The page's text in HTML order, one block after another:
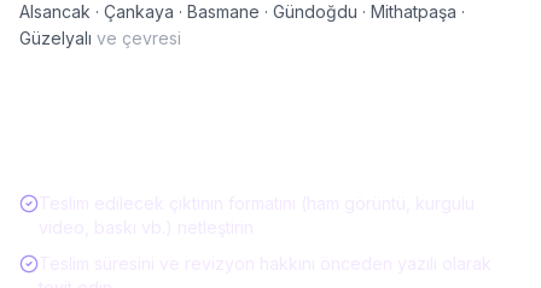
Alsancak · Çankaya · Basmane · Gündoğdu · Mithatpaşa ·
Güzelyalı ve çevresi